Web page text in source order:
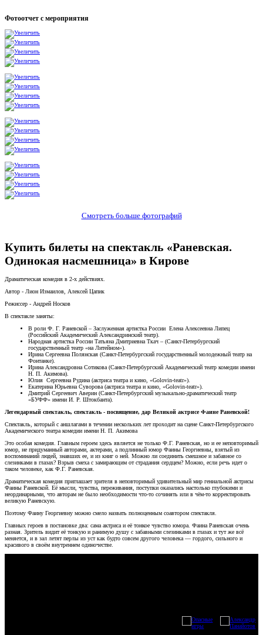
Фотоотчет с мероприятия
Смотреть больше фотографий
Купить билеты на спектакль «Раневская.
Одинокая насмешница» в Кирове
Драматическая комедия в 2-х действиях.
Автор - Лион Измаилов, Алексей Цапик
Режиссер - Андрей Носков
В спектакле заняты:
В роли Ф. Г. Раневской – Заслуженная артистка России Елена Алексеевна Липец
(Российский Академический Александринский театр).
Народная артистка России Татьяна Дмитриевна Ткач – (Санкт-Петербургский
государственный театр «на Литейном»).
Ирина Сергеевна Полянская (Cанкт-Петербургский государственный молодежный театр на
Фонтанке).
Ирина Александровна Сотикова (Санкт-Петербургский Академический театр комедии имени
Н. П. Акимова).
Юлия Сергеевна Рудина (актриса театра и кино, «Golovin-teatr»).
Екатерина Юрьевна Суворова (актриса театра и кино, «Golovin-teatr»).
Дмитрий Сергеевич Аверин (Санкт-Петербургский музыкально-драматический театр
«БУФФ» имени И. Р. Штокбанта).
Легендарный спектакль, спектакль - посвящение, дар Великой актрисе Фаине Раневской!
Cпектакль, который с аншлагами в течении нескольких лет проходит на сцене Санкт-Петербургского
Академического театра комедии имени Н. П. Акимова
Это особая комедия. Главным героем здесь является не только Ф.Г. Раневская, но и ее неповторимый
юмор, не придуманный авторами, актерами, а подлинный юмор Фаины Георгиевны, взятый из
воспоминаний людей, знавших ее, и из книг о ней. Можно ли соединить смешное и забавное со
слезинками в глазах? Взрыв смеха с замирающим от страдания сердцем? Можно, если речь идет о
таком человеке, как Ф.Г. Раневская.
Драматическая комедия приглашает зрителя в неповторимый удивительный мир гениальной актрисы
Фаины Раневской. Её мысли, чувства, переживания, поступки оказались настолько глубокими и
неординарными, что авторам не было необходимости что-то сочинять или в чём-то корректировать
великую Раневскую.
Поэтому Фаину Георгиевну можно смело назвать полноценным соавтором спектакля.
Главных героев в постановке два: сама актриса и её тонкое чувство юмора. Фаина Раневская очень
разная. Зритель видит её тонкую и ранимую душу с забавными слезинками в глазах и тут же всё
меняется, и в зал летят перлы из уст как будто совсем другого человека — гордого, сильного и
красивого в своём внутреннем одиночестве.